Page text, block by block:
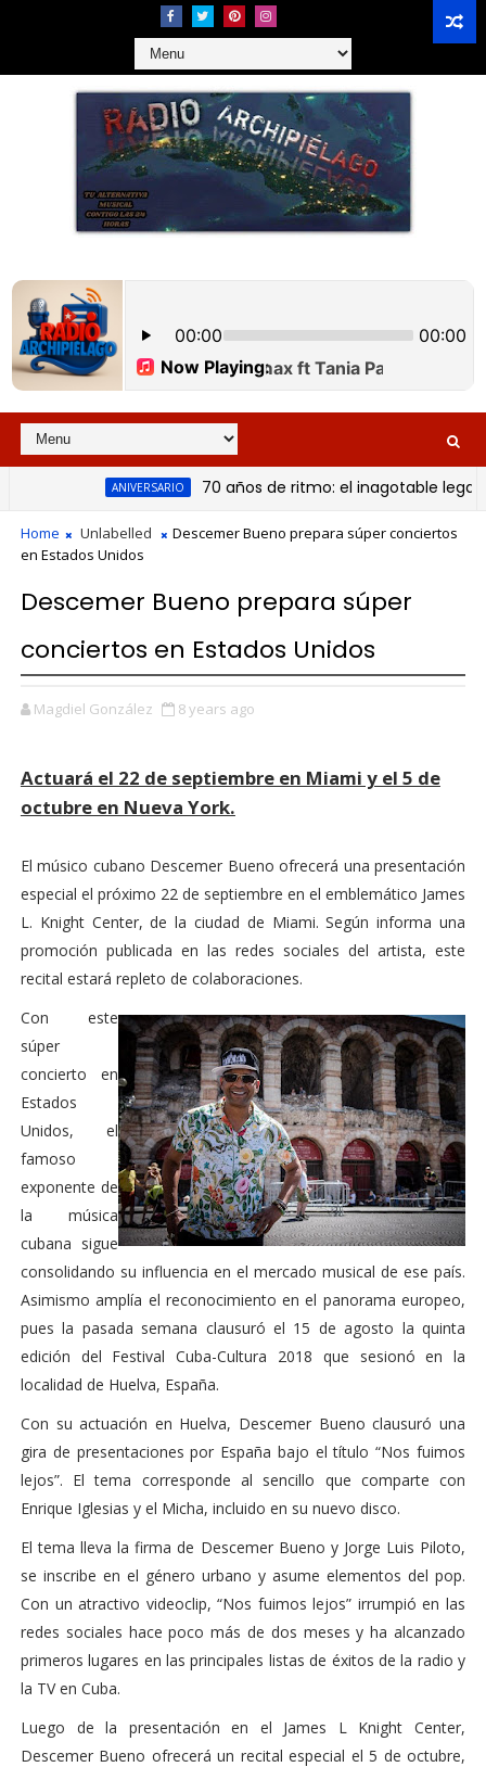
ANIVERSARIO 70 años de ritmo: el inagotable legado
Home Unlabelled
Descemer Bueno prepara súper conciertos
en Estados Unidos
Descemer Bueno prepara súper
conciertos en Estados Unidos
Magdiel González 8 years ago
Actuará el 22 de septiembre en Miami y el 5 de
octubre en Nueva York.
El músico cubano Descemer Bueno ofrecerá una presentación
especial el próximo 22 de septiembre en el emblemático James
L. Knight Center, de la ciudad de Miami. Según informa una
promoción publicada en las redes sociales del artista, este
recital estará repleto de colaboraciones.
Con este
súper
concierto en
Estados
Unidos, el
famoso
exponente de
la música
cubana sigue
consolidando su influencia en el mercado musical de ese país.
Asimismo amplía el reconocimiento en el panorama europeo,
pues la pasada semana clausuró el 15 de agosto la quinta
edición del Festival Cuba-Cultura 2018 que sesionó en la
localidad de Huelva, España.
Con su actuación en Huelva, Descemer Bueno clausuró una
gira de presentaciones por España bajo el título “Nos fuimos
lejos”. El tema corresponde al sencillo que comparte con
Enrique Iglesias y el Micha, incluido en su nuevo disco.
El tema lleva la firma de Descemer Bueno y Jorge Luis Piloto,
se inscribe en el género urbano y asume elementos del pop.
Con un atractivo videoclip, “Nos fuimos lejos” irrumpió en las
redes sociales hace poco más de dos meses y ha alcanzado
primeros lugares en las principales listas de éxitos de la radio y
la TV en Cuba.
Luego de la presentación en el James L Knight Center,
Descemer Bueno ofrecerá un recital especial el 5 de octubre,